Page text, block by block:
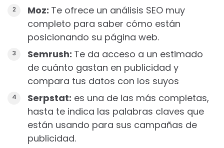
Moz: Te ofrece un análisis SEO muy
completo para saber cómo están
posicionando su página web.
Semrush: Te da acceso a un estimado
de cuánto gastan en publicidad y
compara tus datos con los suyos
Serpstat: es una de las más completas,
hasta te indica las palabras claves que
están usando para sus campañas de
publicidad.